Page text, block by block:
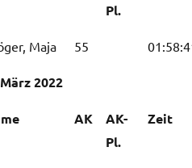
Pl.
Maja 55
2022
AK
AK-
Pl.
Zeit